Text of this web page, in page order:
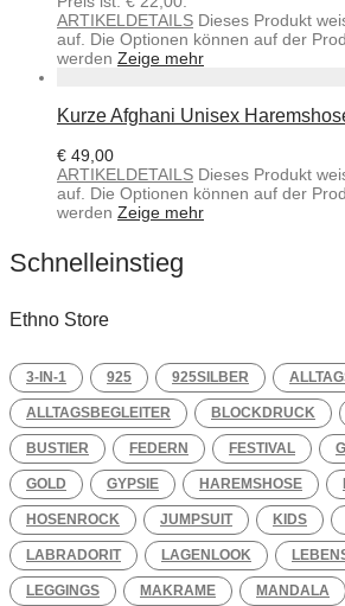
ARTIKELDETAILS Dieses Produkt
auf. Die Optionen können auf der
werden Zeige mehr
Kurze Afghani Unisex
€ 49,00
ARTIKELDETAILS Dieses Produkt
auf. Die Optionen können auf der
werden Zeige mehr
Schnelleinstieg
Ethno Store
3-IN-1 925 925SILBER
ALLTAGSBEGLEITER BLOCKDRUCK
BUSTIER FEDERN FESTIVAL
GOLD GYPSIE HAREMSHOSE
HOSENROCK JUMPSUIT KIDS
LABRADORIT LAGENLOOK
LEGGINGS MAKRAME MANDALA